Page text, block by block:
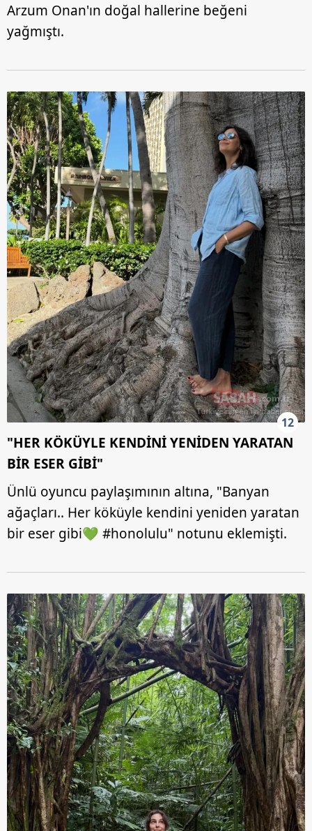
Arzum Onan'ın doğal hallerine beğeni
yağmıştı.
12
"HER KÖKÜYLE KENDİNİ YENİDEN YARATAN
BİR ESER GİBİ"
Ünlü oyuncu paylaşımının altına, "Banyan
ağaçları.. Her köküyle kendini yeniden yaratan
bir eser gibi💚 #honolulu" notunu eklemişti.